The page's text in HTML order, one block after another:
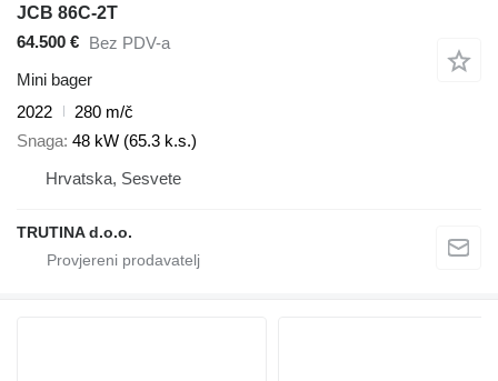
JCB 86C-2T
64.500 € Bez PDV-a
Mini bager
2022
280 m/č
Snaga 48 kW (65.3 k.s.)
Hrvatska, Sesvete
TRUTINA d.o.o.